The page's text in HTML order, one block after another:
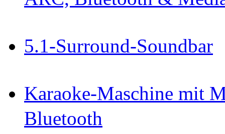
5.1-Surround-Soundbar
Karaoke-Maschine mit
Bluetooth